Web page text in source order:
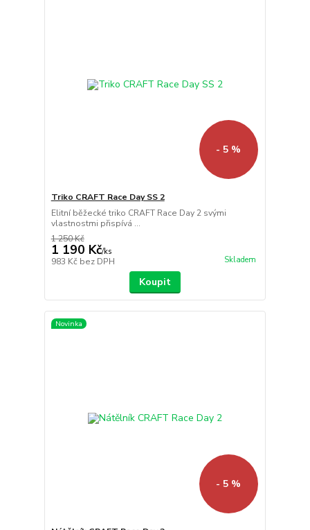
- 5 %
Triko CRAFT Race Day SS 2
Elitní běžecké triko CRAFT Race Day 2 svými
vlastnostmi přispívá ...
1 250 Kč
1 190 Kč/ks
983 Kč bez DPH Skladem
Koupit
Novinka
- 5 %